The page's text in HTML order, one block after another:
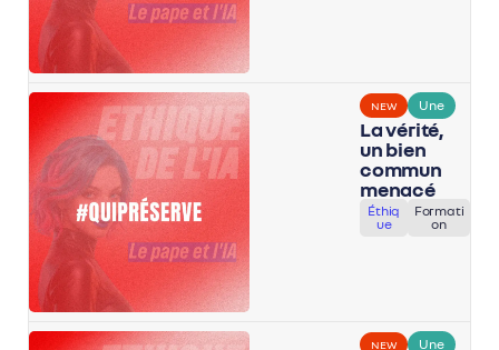
NEW Une
La vérité,
un bien
commun
menacé
Éthiq
ue
Formati
on
NEW Une